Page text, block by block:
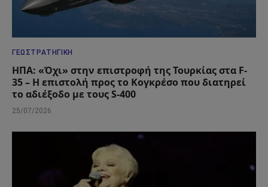
ΓΕΩΣΤΡΑΤΗΓΙΚΉ
ΗΠΑ: «Όχι» στην επιστροφή της Τουρκίας στα F-
35 – Η επιστολή προς το Κογκρέσο που διατηρεί
το αδιέξοδο με τους S-400
25/07/2026